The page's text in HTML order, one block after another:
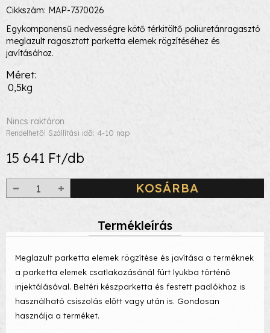
Cikkszám: MAP-7370026
Egykomponensű nedvességre kötő térkitöltő poliuretánragasztó
meglazult ragasztott parketta elemek rögzítéséhez és
javításához.
Méret
0,5kg
Nincs raktáron
Rendelhető! Szállítási idő: 4-10 nap
15 641 Ft/db
KOSÁRBA
Termékleírás
Meglazult parketta elemek rögzítése és javítása a terméknek
a parketta elemek csatlakozásánál fúrt lyukba történő
injektálásával. Beltéri készparketta és festett padlókhoz is
használható csiszolás előtt vagy után is. Gondosan
használja a terméket.